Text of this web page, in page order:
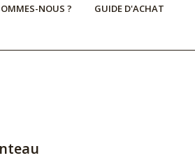
NOUS ? GUIDE D'ACHAT